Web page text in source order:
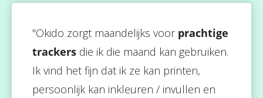
"Okido zorgt maandelijks voor prachtige
trackers die ik die maand kan gebruiken.
Ik vind het fijn dat ik ze kan printen,
persoonlijk kan inkleuren / invullen en